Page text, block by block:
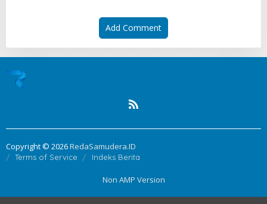
Add Comment
Copyright © 2026RedaSamudera.ID
Terms of Service Indeks Berita
Non AMP Version